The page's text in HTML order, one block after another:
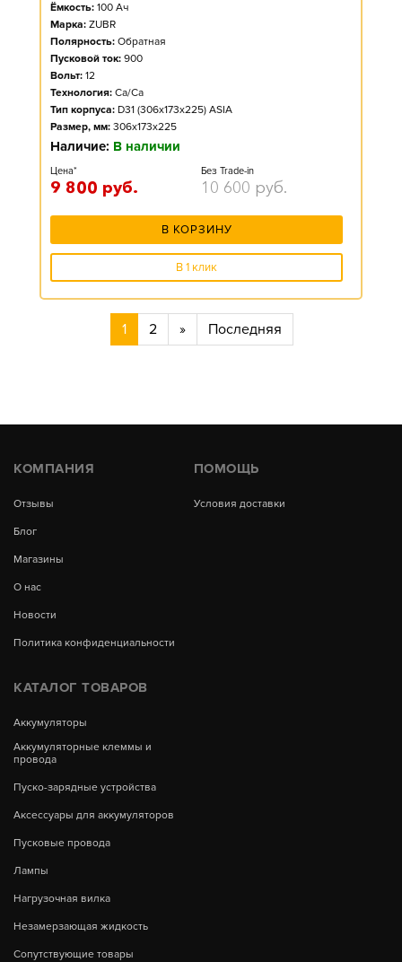
Ёмкость: 100 Ач
Марка: ZUBR
Полярность: Обратная
Пусковой ток: 900
Вольт: 12
Технология: Ca/Ca
Тип корпуса: D31 (306x173x225) ASIA
Размер, мм: 306x173x225
Наличие: В наличии
Цена*
9 800 руб.
Без Trade-in
10 600 руб.
В КОРЗИНУ
В 1 клик
1 2 » Последняя
КОМПАНИЯ
Отзывы
Блог
Магазины
О нас
Новости
Политика конфиденциальности
ПОМОЩЬ
Условия доставки
КАТАЛОГ ТОВАРОВ
Аккумуляторы
Аккумуляторные клеммы и
провода
Пуско-зарядные устройства
Аксессуары для аккумуляторов
Пусковые провода
Лампы
Нагрузочная вилка
Незамерзающая жидкость
Сопутствующие товары